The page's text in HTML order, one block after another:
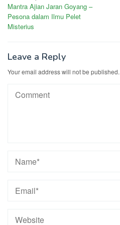
navigation
Mantra Ajian Jaran Goyang –
Pesona dalam Ilmu Pelet
Misterius
Leave a Reply
Your email address will not be published.